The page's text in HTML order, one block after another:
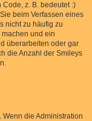
z. B. bedeutet :)
beim Verfassen eines
nicht zu häufig zu
und ein
überarbeiten oder gar
die Anzahl der Smileys
die Administration